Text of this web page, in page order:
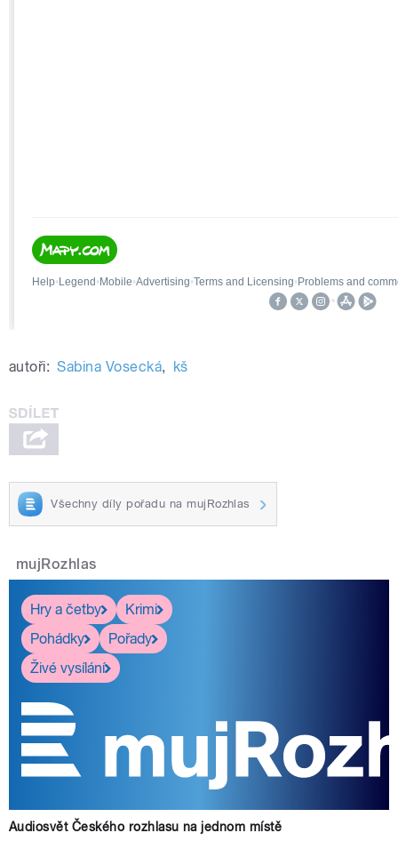
autoři: Sabina Vosecká, kš
Všechny díly pořadu na mujRozhlas
mujRozhlas
Hry a četby
Krimi
Pohádky
Pořady
Živé vysílání
Audiosvět Českého rozhlasu na jednom místě